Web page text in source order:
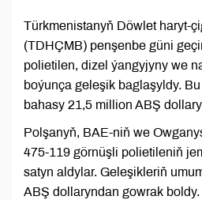
Türkmenistanyň Döwlet haryt-
(TDHÇMB) penşenbe güni
polietilen, dizel ýangyjyny we
boýunça geleşik baglaşyldy.
bahasy 21,5 million ABŞ
Polşanyň, BAE-niň we
475-119 görnüşli polietileniň
satyn aldylar. Geleşikleriň
ABŞ dollaryndan gowrak